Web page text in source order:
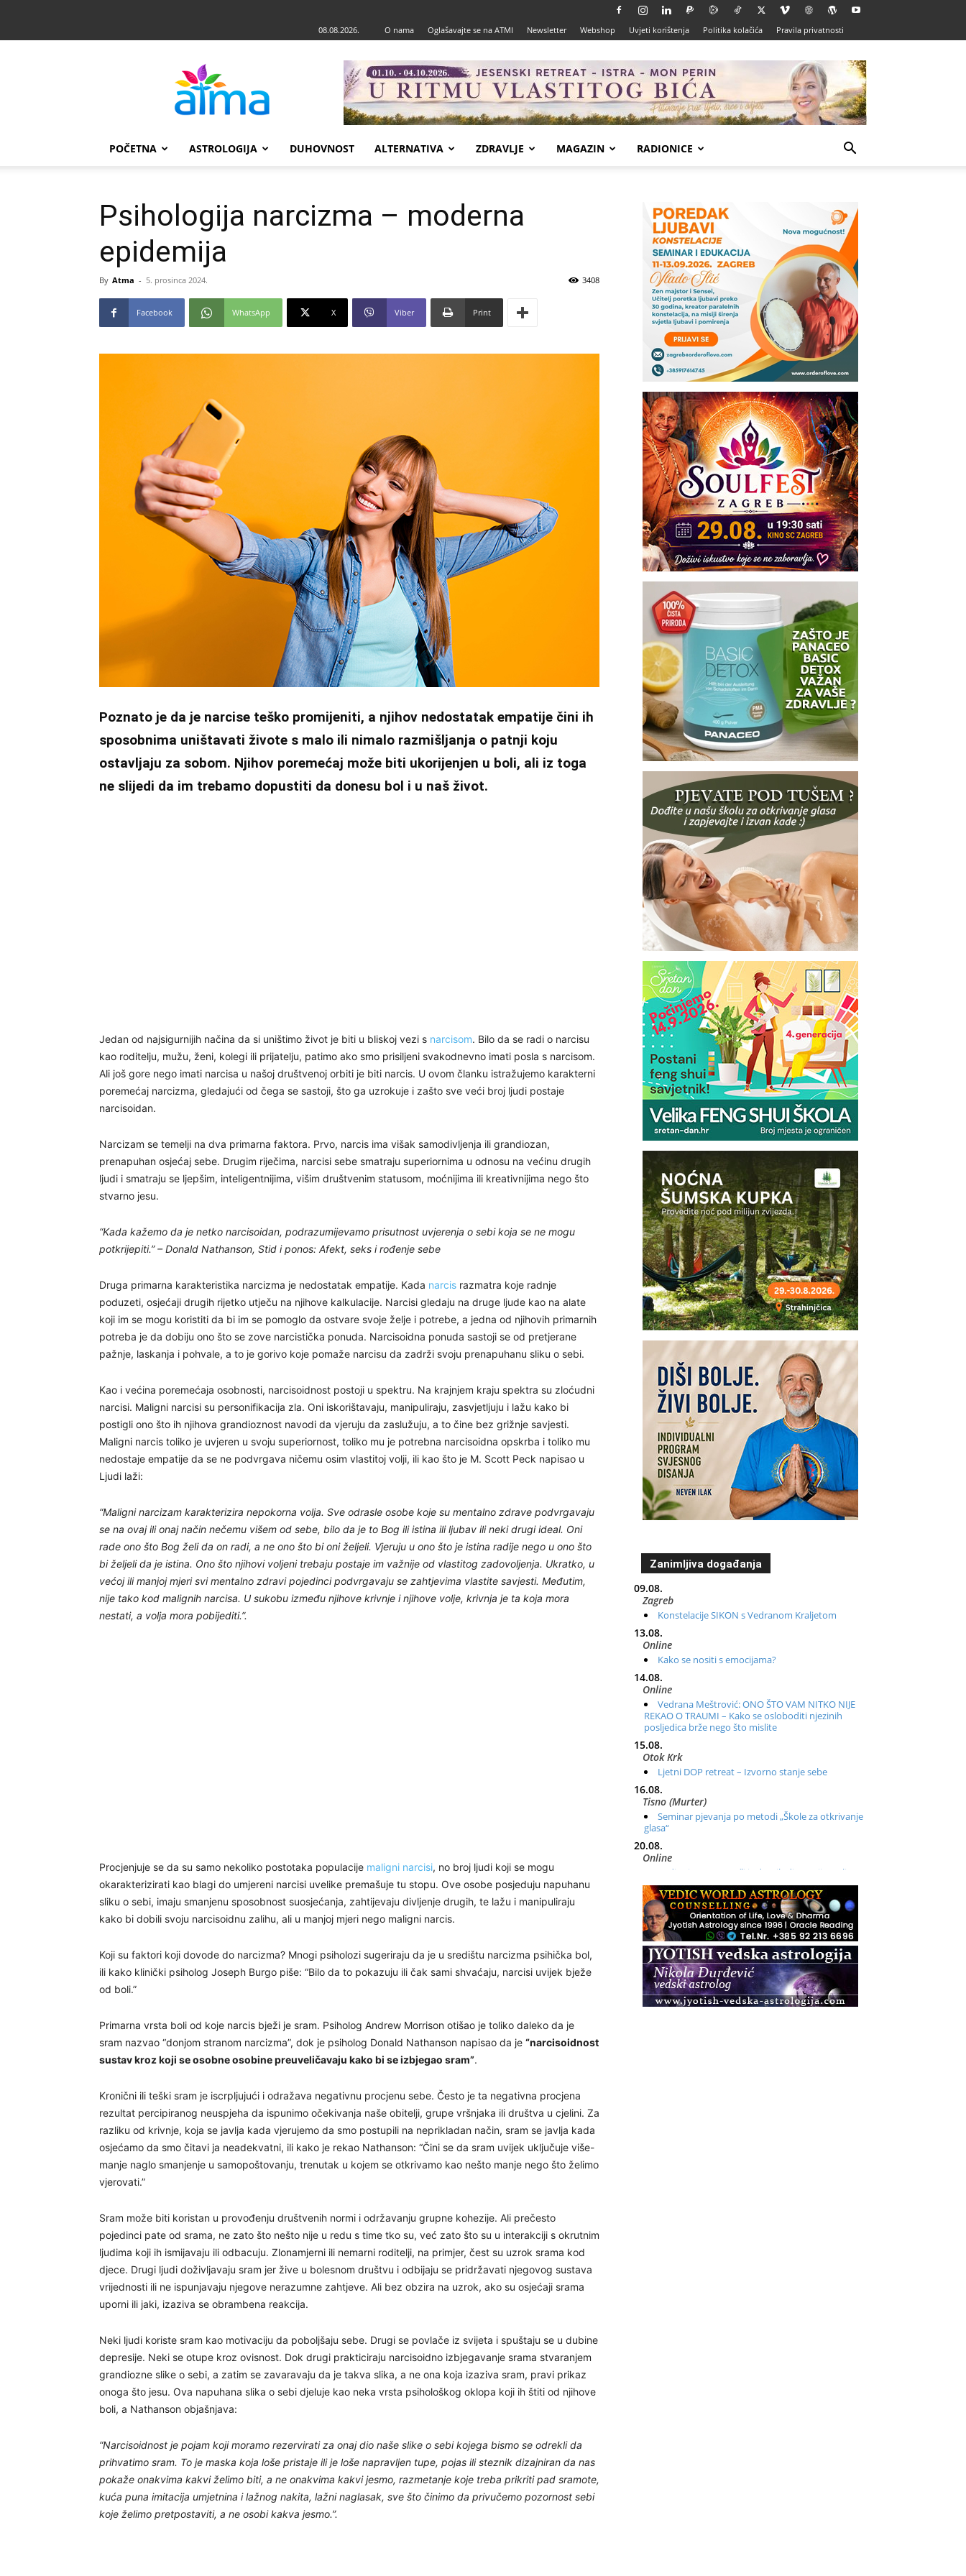
08.08.2026. O nama Oglašavajte se na ATMI Newsletter Webshop Uvjeti korištenja Politika kolačića Pravila privatnosti
POČETNA ASTROLOGIJA DUHOVNOST ALTERNATIVA ZDRAVLJE MAGAZIN RADIONICE
Psihologija narcizma – moderna
epidemija
By Atma - 5. prosinca 2024. 3408
Facebook WhatsApp X Viber Print
Poznato je da je narcise teško promijeniti, a njihov nedostatak empatije čini ih
sposobnima uništavati živote s malo ili nimalo razmišljanja o patnji koju
ostavljaju za sobom. Njihov poremećaj može biti ukorijenjen u boli, ali iz toga
ne slijedi da im trebamo dopustiti da donesu bol i u naš život.
Jedan od najsigurnijih načina da si uništimo život je biti u bliskoj vezi s narcisom. Bilo da se radi o narcisu
kao roditelju, mužu, ženi, kolegi ili prijatelju, patimo ako smo prisiljeni svakodnevno imati posla s narcisom.
Ali još gore nego imati narcisa u našoj društvenoj orbiti je biti narcis. U ovom članku istražujemo karakterni
poremećaj narcizma, gledajući od čega se sastoji, što ga uzrokuje i zašto sve veći broj ljudi postaje
narcisoidan.
Narcizam se temelji na dva primarna faktora. Prvo, narcis ima višak samodivljenja ili grandiozan,
prenapuhan osjećaj sebe. Drugim riječima, narcisi sebe smatraju superiornima u odnosu na većinu drugih
ljudi i smatraju se ljepšim, inteligentnijima, višim društvenim statusom, moćnijima ili kreativnijima nego što
stvarno jesu.
“Kada kažemo da je netko narcisoidan, podrazumijevamo prisutnost uvjerenja o sebi koja se ne mogu
potkrijepiti.” – Donald Nathanson, Stid i ponos: Afekt, seks i rođenje sebe
Druga primarna karakteristika narcizma je nedostatak empatije. Kada narcis razmatra koje radnje
poduzeti, osjećaji drugih rijetko utječu na njihove kalkulacije. Narcisi gledaju na druge ljude kao na alate
koji im se mogu koristiti da bi im se pomoglo da ostvare svoje želje i potrebe, a jedna od njihovih primarnih
potreba je da dobiju ono što se zove narcistička ponuda. Narcisoidna ponuda sastoji se od pretjerane
pažnje, laskanja i pohvale, a to je gorivo koje pomaže narcisu da zadrži svoju prenapuhanu sliku o sebi.
Kao i većina poremećaja osobnosti, narcisoidnost postoji u spektru. Na krajnjem kraju spektra su zloćudni
narcisi. Maligni narcisi su personifikacija zla. Oni iskorištavaju, manipuliraju, zasvjetljuju i lažu kako bi
postigli ono što ih njihova grandioznost navodi da vjeruju da zaslužuju, a to čine bez grižnje savjesti.
Maligni narcis toliko je uvjeren u svoju superiornost, toliko mu je potrebna narcisoidna opskrba i toliko mu
nedostaje empatije da se ne podvrgava ničemu osim vlastitoj volji, ili kao što je M. Scott Peck napisao u
Ljudi laži:
“Maligni narcizam karakterizira nepokorna volja. Sve odrasle osobe koje su mentalno zdrave podvrgavaju
se na ovaj ili onaj način nečemu višem od sebe, bilo da je to Bog ili istina ili ljubav ili neki drugi ideal. Oni
rade ono što Bog želi da on radi, a ne ono što bi oni željeli. Vjeruju u ono što je istina radije nego u ono što
bi željeli da je istina. Ono što njihovi voljeni trebaju postaje im važnije od vlastitog zadovoljenja. Ukratko, u
većoj ili manjoj mjeri svi mentalno zdravi pojedinci podvrgavaju se zahtjevima vlastite savjesti. Međutim,
nije tako kod malignih narcisa. U sukobu između njihove krivnje i njihove volje, krivnja je ta koja mora
nestati, a volja mora pobijediti.”.
Procjenjuje se da su samo nekoliko postotaka populacije maligni narcisi, no broj ljudi koji se mogu
okarakterizirati kao blagi do umjereni narcisi uvelike premašuje tu stopu. Ove osobe posjeduju napuhanu
sliku o sebi, imaju smanjenu sposobnost suosjećanja, zahtijevaju divljenje drugih, te lažu i manipuliraju
kako bi dobili svoju narcisoidnu zalihu, ali u manjoj mjeri nego maligni narcis.
Koji su faktori koji dovode do narcizma? Mnogi psiholozi sugeriraju da je u središtu narcizma psihička bol,
ili kako klinički psiholog Joseph Burgo piše: “Bilo da to pokazuju ili čak sami shvaćaju, narcisi uvijek bježe
od boli.”
Primarna vrsta boli od koje narcis bježi je sram. Psiholog Andrew Morrison otišao je toliko daleko da je
sram nazvao “donjom stranom narcizma”, dok je psiholog Donald Nathanson napisao da je “narcisoidnost
sustav kroz koji se osobne osobine preuveličavaju kako bi se izbjegao sram”.
Kronični ili teški sram je iscrpljujući i odražava negativnu procjenu sebe. Često je ta negativna procjena
rezultat percipiranog neuspjeha da ispunimo očekivanja naše obitelji, grupe vršnjaka ili društva u cjelini. Za
razliku od krivnje, koja se javlja kada vjerujemo da smo postupili na neprikladan način, sram se javlja kada
osjećamo da smo čitavi ja neadekvatni, ili kako je rekao Nathanson: “Čini se da sram uvijek uključuje više-
manje naglo smanjenje u samopoštovanju, trenutak u kojem se otkrivamo kao nešto manje nego što želimo
vjerovati.”
Sram može biti koristan u provođenju društvenih normi i održavanju grupne kohezije. Ali prečesto
pojedinci pate od srama, ne zato što nešto nije u redu s time tko su, već zato što su u interakciji s okrutnim
ljudima koji ih ismijavaju ili odbacuju. Zlonamjerni ili nemarni roditelji, na primjer, čest su uzrok srama kod
djece. Drugi ljudi doživljavaju sram jer žive u bolesnom društvu i odbijaju se pridržavati njegovog sustava
vrijednosti ili ne ispunjavaju njegove nerazumne zahtjeve. Ali bez obzira na uzrok, ako su osjećaji srama
uporni ili jaki, izaziva se obrambena reakcija.
Neki ljudi koriste sram kao motivaciju da poboljšaju sebe. Drugi se povlače iz svijeta i spuštaju se u dubine
depresije. Neki se otupe kroz ovisnost. Dok drugi prakticiraju narcisoidno izbjegavanje srama stvaranjem
grandiozne slike o sebi, a zatim se zavaravaju da je takva slika, a ne ona koja izaziva sram, pravi prikaz
onoga što jesu. Ova napuhana slika o sebi djeluje kao neka vrsta psihološkog oklopa koji ih štiti od njihove
boli, a Nathanson objašnjava:
“Narcisoidnost je pojam koji moramo rezervirati za onaj dio naše slike o sebi kojega bismo se odrekli da
prihvatimo sram. To je maska ​​koja loše pristaje ili je loše napravljen tupe, pojas ili steznik dizajniran da nas
pokaže onakvima kakvi želimo biti, a ne onakvima kakvi jesmo, razmetanje koje treba prikriti pad sramote,
kuća puna imitacija umjetnina i lažnog nakita, lažni naglasak, sve što činimo da privučemo pozornost sebi
koje želimo pretpostaviti, a ne osobi kakva jesmo.”.
Zanimljiva događanja
09.08.
Zagreb
Konstelacije SIKON s Vedranom Kraljetom
13.08.
Online
Kako se nositi s emocijama?
14.08.
Online
Vedrana Meštrović: ONO ŠTO VAM NITKO NIJE
REKAO O TRAUMI – Kako se osloboditi njezinih
posljedica brže nego što mislite
15.08.
Otok Krk
Ljetni DOP retreat – Izvorno stanje sebe
16.08.
Tisno (Murter)
Seminar pjevanja po metodi „Škole za otkrivanje
glasa“
20.08.
Online
Radionica: Pomagači iz drugih dimenzija Online –
otvoreno za sve
21.08.
Zagreb+Online
Osnovni ThetaHealing® tečaj, Zagreb i Online
22.08.
Zagreb
Osnovna radionica za izscjeljivanje pranom (Basic
Pranic Healing course)
Pula